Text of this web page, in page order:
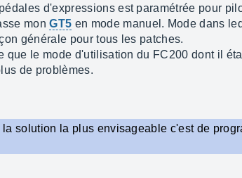
d'expressions est paramétrée pour
monGT5 en mode manuel. Mode dans
générale pour tous les patches.
que le mode d'utilisation du FC200 dont il
de problèmes.
solution la plus envisageable c'est de